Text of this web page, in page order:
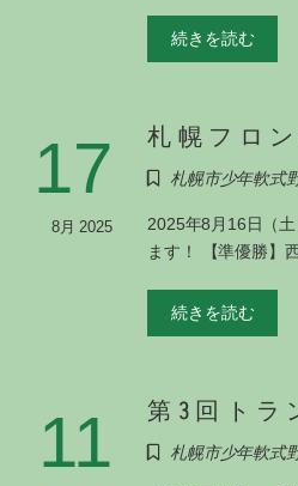
続きを読む
17
8月 2025
札幌フロ
札幌市少年軟式
2025年8月16日（
ます！ 【準優勝】
続きを読む
11 第3回トラ
札幌市少年軟式